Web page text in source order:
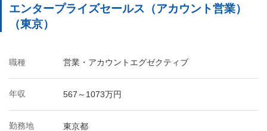
エンタープライズセールス（アカウント営業）
（東京）
職種 営業・アカウントエグゼクティブ
年収 567～1073万円
勤務地 東京都